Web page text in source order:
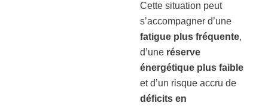
Cette situation peut
s’accompagner d’une
fatigue plus fréquente,
d’une réserve
énergétique plus faible
et d’un risque accru de
déficits en